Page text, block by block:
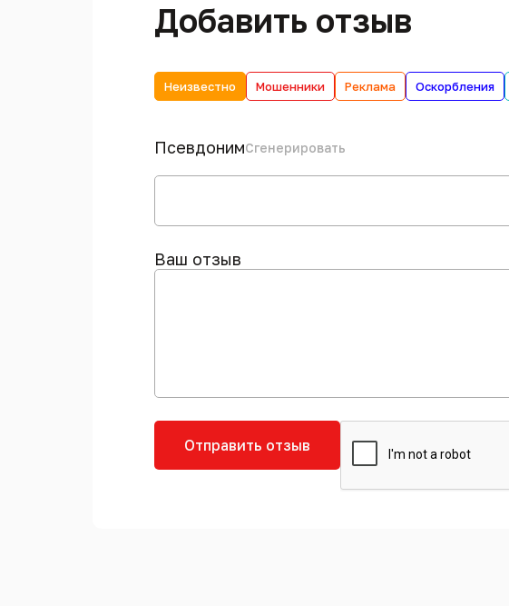
Добавить отзыв
Неизвестно Мошенники Реклама Оскорбления
ПсевдонимСгенерировать
Ваш отзыв
Отправить отзыв